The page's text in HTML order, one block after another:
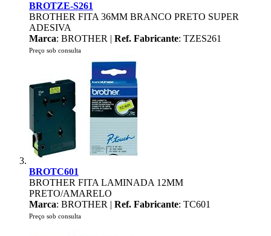
BROTZE-S261
BROTHER FITA 36MM BRANCO PRETO SUPER
ADESIVA
Marca: BROTHER | Ref. Fabricante: TZES261
Preço sob consulta
BROTC601
BROTHER FITA LAMINADA 12MM
PRETO/AMARELO
Marca: BROTHER | Ref. Fabricante: TC601
Preço sob consulta